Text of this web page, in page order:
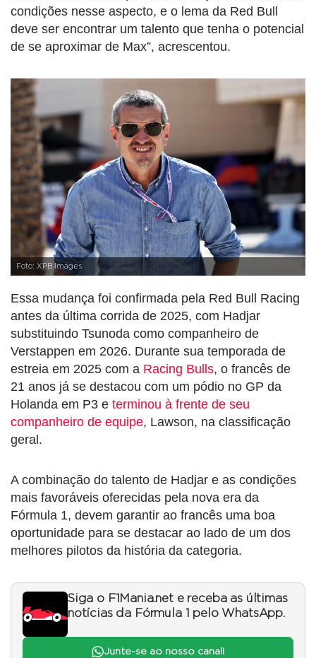
condições nesse aspecto, e o lema da Red Bull
deve ser encontrar um talento que tenha o potencial
de se aproximar de Max”, acrescentou.
Foto: XPB Images
Essa mudança foi confirmada pela Red Bull Racing
antes da última corrida de 2025, com Hadjar
substituindo Tsunoda como companheiro de
Verstappen em 2026. Durante sua temporada de
estreia em 2025 com a Racing Bulls, o francês de
21 anos já se destacou com um pódio no GP da
Holanda em P3 e terminou à frente de seu
companheiro de equipe, Lawson, na classificação
geral.
A combinação do talento de Hadjar e as condições
mais favoráveis oferecidas pela nova era da
Fórmula 1, devem garantir ao francês uma boa
oportunidade para se destacar ao lado de um dos
melhores pilotos da história da categoria.
Siga o F1Mania.net e receba as últimas
notícias da Fórmula 1 pelo WhatsApp.
Junte-se ao nosso canal!